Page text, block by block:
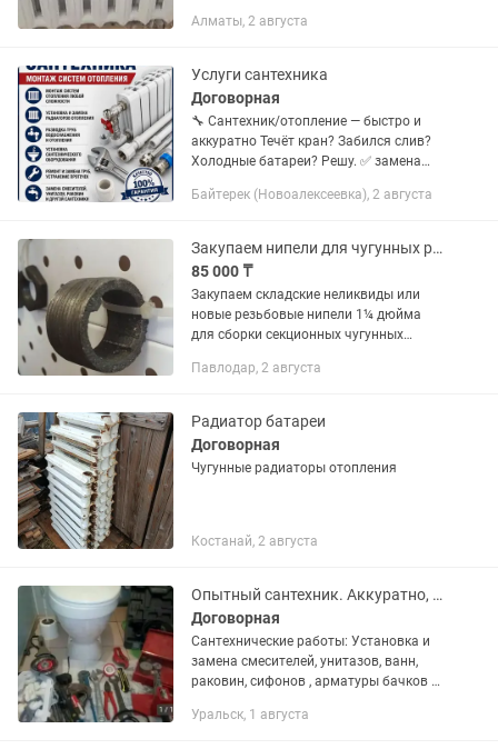
Алматы, 2 августа
Услуги сантехника
Договорная
🔧 Сантехник/отопление — быстро и
аккуратно Течёт кран? Забился слив?
Холодные батареи? Решу. ✅ замена
засоров • радиаторы • подключение
Байтерек (Новоалексеевка), 2 августа
Закупаем нипели для чугунных радиаторов(батарей) отопления 1, 1/4 дюйма
85 000 ₸
Закупаем складские неликвиды или
новые резьбовые нипели 1¼ дюйма
для сборки секционных чугунных
500 штук ежемесячно с доставкой в г.
Павлодар, 2 августа
Радиатор батареи
Договорная
Чугунные радиаторы отопления
Костанай, 2 августа
Опытный сантехник. Аккуратно, ответственно.
Договорная
Сантехнические работы: Установка и
замена смесителей, унитазов, ванн,
раковин, сифонов , арматуры бачков и
водонагревателей (бойлер). Монтаж
Уральск, 1 августа